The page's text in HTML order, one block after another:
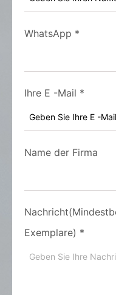
WhatsApp *
Ihre E -Mail *
Name der Firma
Exemplare) *